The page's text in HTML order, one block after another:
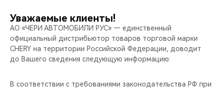
КРОССОВЕРЫ
СЕДАНЫ
ПОДДЕРЖКА
CHERY CONNECT
CHERY В СОЦСЕТЯХ
ЛЮДИ CHERY
БЛАГОТВОРИТЕЛЬНОСТЬ
Уважаемые клиенты!
АО «ЧЕРИ АВТОМОБИЛИ РУС» — единственный
официальный дистрибьютор товаров торговой марки
CHERY на территории Российской Федерации, доводит
до Вашего сведения следующую информацию:
В соответствии с требованиями законодательства РФ при